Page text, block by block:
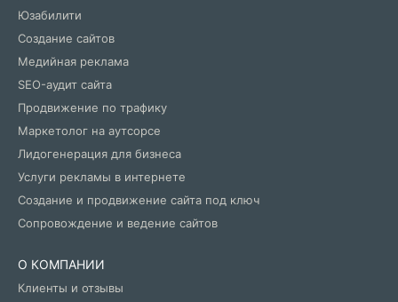
Юзабилити
Создание сайтов
Медийная реклама
SEO-аудит сайта
Продвижение по трафику
Маркетолог на аутсорсе
Лидогенерация для бизнеса
Услуги рекламы в интернете
Создание и продвижение сайта под ключ
Сопровождение и ведение сайтов
О КОМПАНИИ
Клиенты и отзывы